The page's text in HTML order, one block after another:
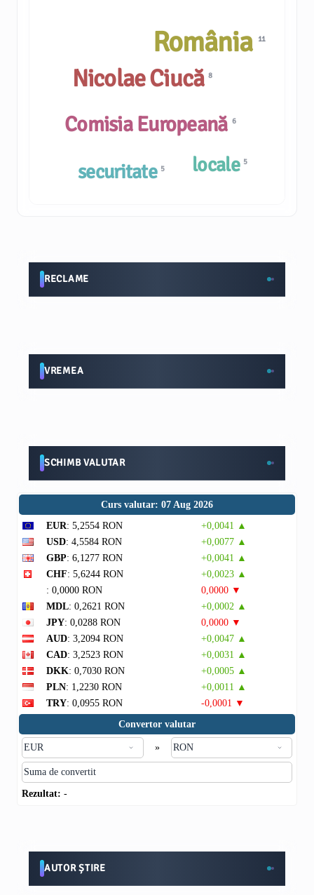
România 11
Nicolae Ciucă8
locale 5
securitate 5
Comisia Europeană 6
RECLAME
VREMEA
SCHIMB VALUTAR
Curs valutar: 07 Aug 2026
EUR: 5,2554 RON
+0,0041 ▲
USD: 4,5584 RON
+0,0077 ▲
GBP: 6,1277 RON
+0,0041 ▲
CHF: 5,6244 RON
+0,0023 ▲
: 0,0000 RON
0,0000 ▼
MDL: 0,2621 RON
+0,0002 ▲
JPY: 0,0288 RON
0,0000 ▼
AUD: 3,2094 RON
+0,0047 ▲
CAD: 3,2523 RON
+0,0031 ▲
DKK: 0,7030 RON
+0,0005 ▲
PLN: 1,2230 RON
+0,0011 ▲
TRY: 0,0955 RON
-0,0001 ▼
Convertor valutar
»
Rezultat: -
AUTOR ȘTIRE